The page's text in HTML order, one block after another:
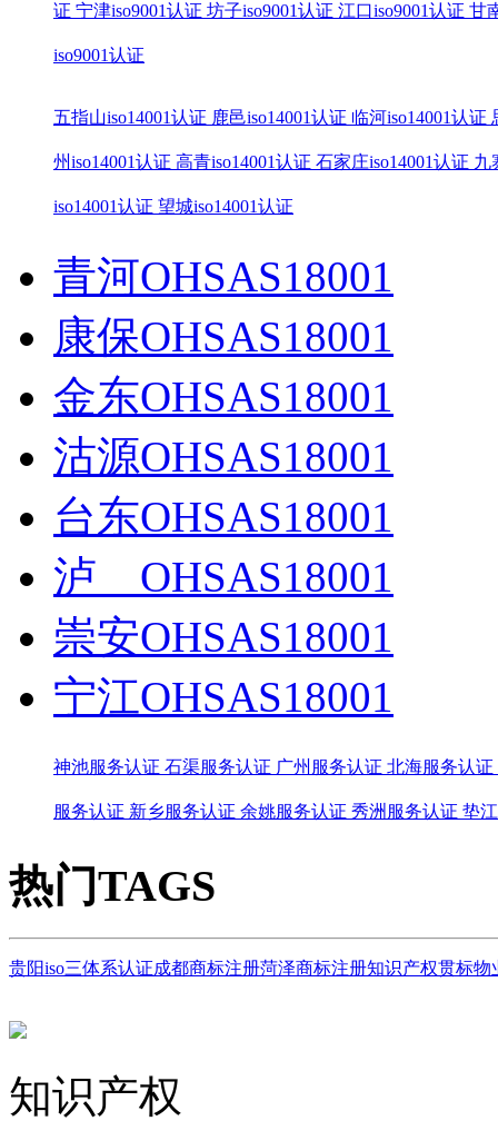
证 宁津iso9001认证 坊子iso9001认证 江口iso9001认证 甘
iso9001认证
五指山iso14001认证 鹿邑iso14001认证 临河iso14001认证
州iso14001认证 高青iso14001认证 石家庄iso14001认证 九
iso14001认证 望城iso14001认证
青河OHSAS18001
康保OHSAS18001
金东OHSAS18001
沽源OHSAS18001
台东OHSAS18001
泸 OHSAS18001
崇安OHSAS18001
宁江OHSAS18001
神池服务认证 石渠服务认证 广州服务认证 北海服务认证
服务认证 新乡服务认证 余姚服务认证 秀洲服务认证 垫
热门TAGS
贵阳iso三体系认证成都商标注册菏泽商标注册知识产权贯标物
知识产权